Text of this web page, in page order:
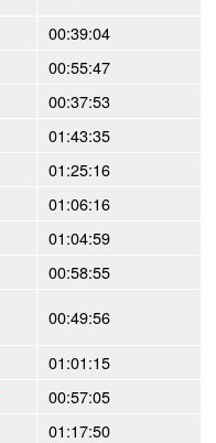
00:39:04
00:55:47
00:37:53
01:43:35
01:25:16
01:06:16
01:04:59
00:58:55
00:49:56
01:01:15
00:57:05
01:17:50